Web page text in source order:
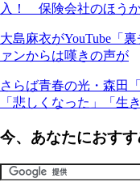
入！ 保険会社のほう
大島麻衣がYouTube「
ァンからは嘆きの声が
さらば青春の光・森田
「悲しくなった」「生
今、あなたにおす